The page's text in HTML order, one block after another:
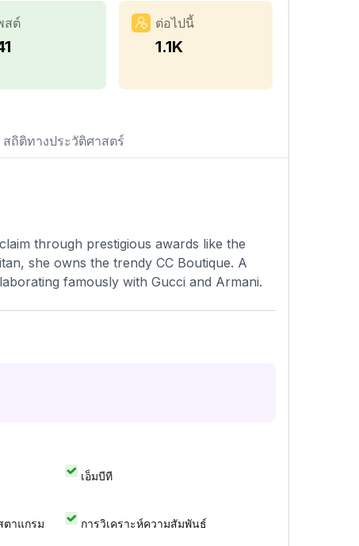
สต์ ต่อไปนี้
1.1K
สถิติทางประวัติศาสตร์
through prestigious awards like the
she owns the trendy CC Boutique. A
famously with Gucci and Armani.
เอ็มบีที
ตาแกรม การวิเคราะห์ความสัมพันธ์